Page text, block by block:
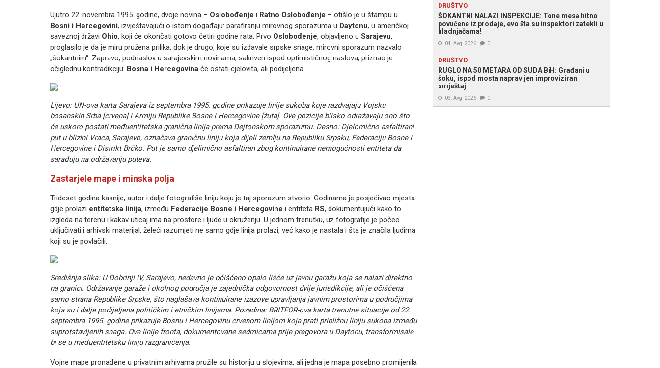
Ujutro 22. novembra 1995. godine, dvoje novina – Oslobođenje i Ratno Oslobođenje – otišlo je u štampu u
Bosni i Hercegovini, izvještavajući o istom događaju: parafiranju mirovnog sporazuma u Daytonu, u američkoj
saveznoj državi Ohio, koji će okončati gotovo četiri godine rata. Prvo Oslobođenje, objavljeno u Sarajevu,
proglasilo je da je miru pružena prilika, dok je drugo, koje su izdavale srpske snage, mirovni sporazum nazvalo
„šokantnim“. Zapravo, podnaslov u sarajevskim novinama, sakriven ispod optimističnog naslova, priznao je
očiglednu kontradikciju: Bosna i Hercegovina će ostati cjelovita, ali podijeljena.
Lijevo: UN-ova karta Sarajeva iz septembra 1995. godine prikazuje linije sukoba koje razdvajaju Vojsku
bosanskih Srba [crvena] i Armiju Republike Bosne i Hercegovine [žuta]. Ove pozicije blisko odražavaju ono što
će uskoro postati međuentitetska granična linija prema Dejtonskom sporazumu. Desno: Djelomično asfaltirani
put u blizini Vraca, Sarajevo, označava graničnu liniju koja dijeli zemlju na Republiku Srpsku, Federaciju Bosne i
Hercegovine i Distrikt Brčko. Put je samo djelimično asfaltiran zbog kontinuirane nemogućnosti entiteta da
sarađuju na održavanju puteva.
Zastarjele mape i minska polja
Trideset godina kasnije, autor i dalje fotografiše liniju koju je taj sporazum stvorio. Godinama je posjećivao mjesta
gdje prolazi entitetska linija, između Federacije Bosne i Hercegovine i entiteta RS, dokumentujući kako to
izgleda na terenu i kakav uticaj ima na prostore i ljude u okruženju. U jednom trenutku, uz fotografije je počeo
uključivati i arhivski materijal, želeći razumjeti ne samo gdje linija prolazi, već kako je nastala i šta je značila ljudima
koji su je povlačili.
Središnja slika: U Dobrinji IV, Sarajevo, nedavno je očišćeno opalo lišće uz javnu garažu koja se nalazi direktno
na granici. Održavanje garaže i okolnog područja je zajednička odgovornost dvije jurisdikcije, ali je očišćena
samo strana Republike Srpske, što naglašava kontinuirane izazove upravljanja javnim prostorima u područjima
koja su i dalje podijeljena političkim i etničkim linijama. Pozadina: BRITFOR-ova karta trenutne situacije od 22.
septembra 1995. godine prikazuje Bosnu i Hercegovinu crvenom linijom koja prati približnu liniju sukoba između
suprotstavljenih snaga. Ove linije fronta, dokumentovane sedmicama prije pregovora u Daytonu, transformisale
bi se u međuentitetsku liniju razgraničenja.
Vojne mape pronađene u privatnim arhivama pružile su historiju u slojevima, ali jedna je mapa posebno promijenila
DRUŠTVO
ŠOKANTNI NALAZI INSPEKCIJE: Tone mesa hitno
povučene iz prodaje, evo šta su inspektori zatekli u
hladnjačama!
04. Avg. 2026 0
DRUŠTVO
RUGLO NA 50 METARA OD SUDA BiH: Građani u
šoku, ispod mosta napravljen improvizirani
smještaj
03. Avg. 2026 0